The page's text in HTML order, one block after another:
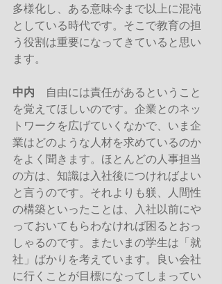
多様化し、ある意味今まで以上に混沌
としている時代です。そこで教育の担
う役割は重要になってきていると思い
ます。
中内 自由には責任があるということ
を覚えてほしいのです。企業とのネッ
トワークを広げていくなかで、いま企
業はどのような人材を求めているのか
をよく聞きます。ほとんどの人事担当
の方は、知識は入社後につければよい
と言うのです。それよりも躾、人間性
の構築といったことは、入社以前にや
っておいてもらわなければ困るとおっ
しゃるのです。またいまの学生は「就
社」ばかりを考えています。良い会社
に行くことが目標になってしまってい